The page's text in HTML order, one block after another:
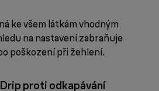
ke všem látkám vhodným
na nastavení zabraňuje
poškození při žehlení.
proti odkapávání